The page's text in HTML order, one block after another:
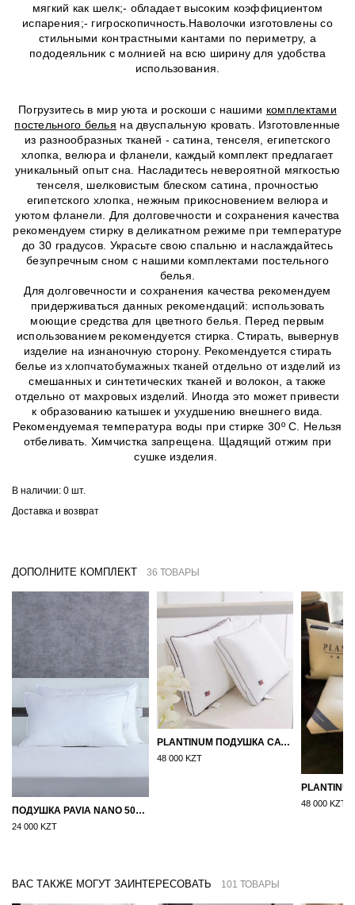
мягкий как шелк;- обладает высоким коэффициентом
испарения;- гигроскопичность.Наволочки изготовлены со
стильными контрастными кантами по периметру, а
пододеяльник с молнией на всю ширину для удобства
использования.
Погрузитесь в мир уюта и роскоши с нашими комплектами
постельного белья на двуспальную кровать. Изготовленные
из разнообразных тканей - сатина, тенселя, египетского
хлопка, велюра и фланели, каждый комплект предлагает
уникальный опыт сна. Насладитесь невероятной мягкостью
тенселя, шелковистым блеском сатина, прочностью
египетского хлопка, нежным прикосновением велюра и
уютом фланели. Для долговечности и сохранения качества
рекомендуем стирку в деликатном режиме при температуре
до 30 градусов. Украсьте свою спальню и наслаждайтесь
безупречным сном с нашими комплектами постельного
белья.
Для долговечности и сохранения качества рекомендуем
придерживаться данных рекомендаций: использовать
моющие средства для цветного белья. Перед первым
использованием рекомендуется стирка. Стирать, вывернув
изделие на изнаночную сторону. Рекомендуется стирать
белье из хлопчатобумажных тканей отдельно от изделий из
смешанных и синтетических тканей и волокон, а также
отдельно от махровых изделий. Иногда это может привести
к образованию катышек и ухудшению внешнего вида.
Рекомендуемая температура воды при стирке 30º C. Нельзя
отбеливать. Химчистка запрещена. Щадящий отжим при
сушке изделия.
В наличии: 0 шт.
Доставка и возврат
ДОПОЛНИТЕ КОМПЛЕКТ 36 ТОВАРЫ
ПОДУШКА PAVIA NANO 50X70
24 000 KZT
PLANTINUM ПОДУШКА САТИН, ШЕЛК 50Х70
48 000 KZT
48 000 KZT
ВАС ТАКЖЕ МОГУТ ЗАИНТЕРЕСОВАТЬ 101 ТОВАРЫ